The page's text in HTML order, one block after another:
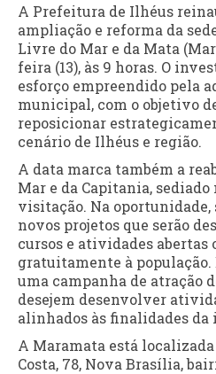
A Prefeitura de Ilhéus
ampliação e reforma da
Livre do Mar e da Mata
feira (13), às 9 horas. O
esforço empreendido pela
municipal, com o objetivo
reposicionar
cenário de Ilhéus e região.
A data marca também a
Mar e da Capitania,
visitação. Na oportunidade,
novos projetos que serão
cursos e atividades abertas
gratuitamente à população.
uma campanha de atração
desejem desenvolver
alinhados às finalidades
A Maramata está
Costa, 78, Nova Brasília,